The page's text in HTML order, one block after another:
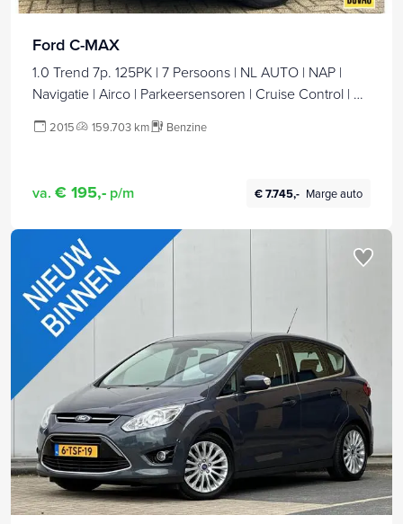
Ford C-MAX
1.0 Trend 7p. 125PK | 7 Persoons | NL AUTO | NAP |
Navigatie | Airco | Parkeersensoren | Cruise Control | 2
2015 159.703 km Benzine
va. € 195,- p/m € 7.745,- Marge auto